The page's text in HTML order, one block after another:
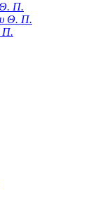
Θ. Π.
Θ. Π.
Π.